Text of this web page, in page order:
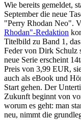
Wie bereits gemeldet,
September die neue
"Perry Rhodan Neo".
Rhodan"-Redaktion
Titelbild zu Band 1,
Feder von Dirk Schulz
neue Serie erscheint
Preis von 3,99 EUR,
auch als eBook und
Start gehen. Der
Zukunft beginnt von
worum es geht: man
neu, nimmt die